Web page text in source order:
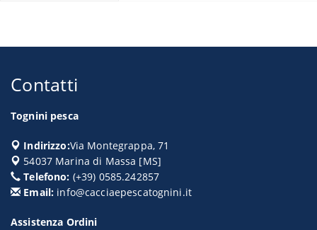
Contatti
Tognini pesca
Indirizzo:Via Montegrappa, 71
54037 Marina di Massa [MS]
Telefono: (+39) 0585.242857
Email: info@cacciaepescatognini.it
Assistenza Ordini